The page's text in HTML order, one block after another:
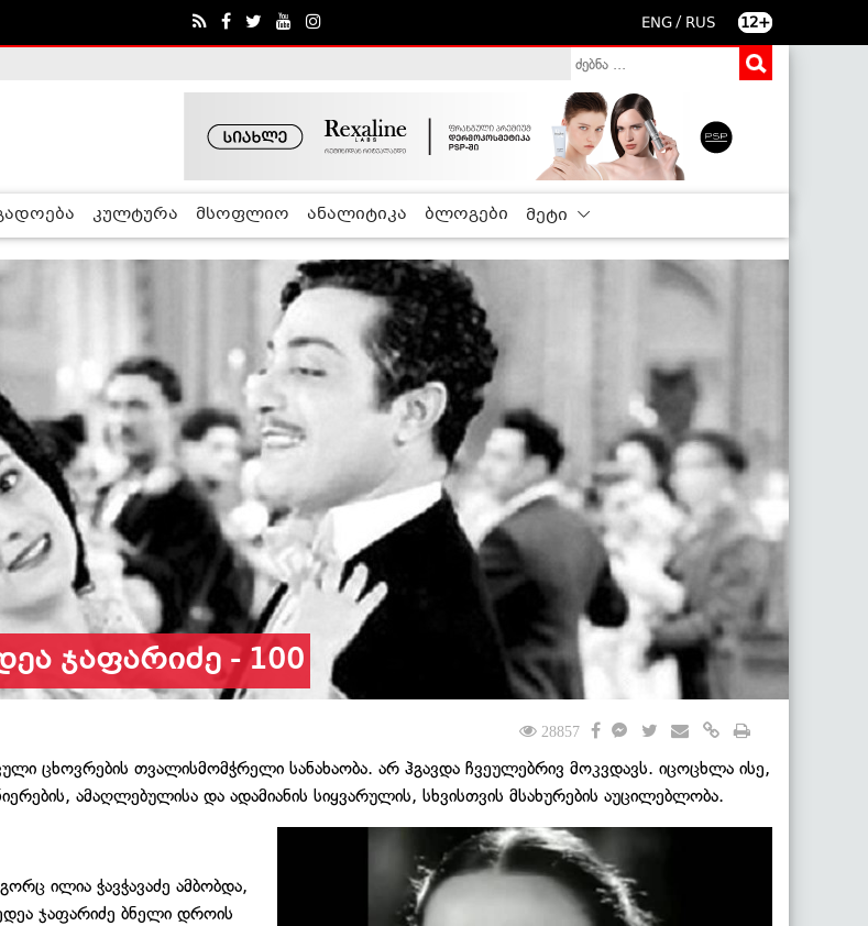
ENG / RUS 12+
კულტურა მსოფლიო ანალიტიკა ბლოგები მეტი
ჯაფარიძე - 100
28857
ცხოვრების თვალისმომჭრელი სანახაობა. არ ჰგავდა ჩვეულებრივ მოკვდავს. იცოცხლა ისე,
ამაღლებულისა და ადამიანის სიყვარულის, სხვისთვის მსახურების აუცილებლობა.
ილია ჭავჭავაძე ამბობდა,
ჯაფარიძე ბნელი დროის